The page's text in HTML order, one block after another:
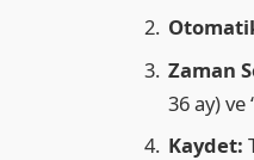
Zaman
36 ay)
Kaydet: